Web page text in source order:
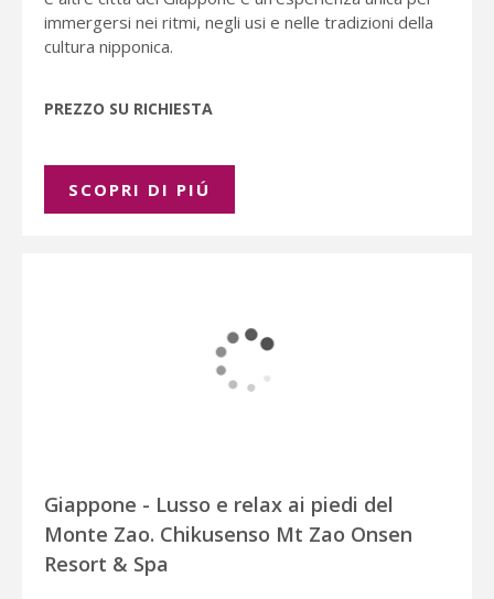
immergersi nei ritmi, negli usi e nelle tradizioni della
cultura nipponica.
PREZZO SU RICHIESTA
SCOPRI DI PIÚ
Giappone - Lusso e relax ai piedi del
Monte Zao. Chikusenso Mt Zao Onsen
Resort & Spa